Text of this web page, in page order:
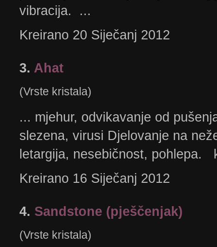
vibracija. ...
Kreirano 20 Siječanj 2012
3. Ahat
(Vrste kristala)
... mjehur, odvikavanje od
slezena, virusi Djelovanje na
letargija, nesebičnost,
Kreirano 16 Siječanj 2012
4. Sandstone (pješčenjak)
(Vrste kristala)